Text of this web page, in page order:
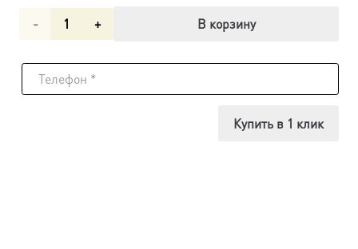
Количество
Икона
В корзину
Купить в 1 клик